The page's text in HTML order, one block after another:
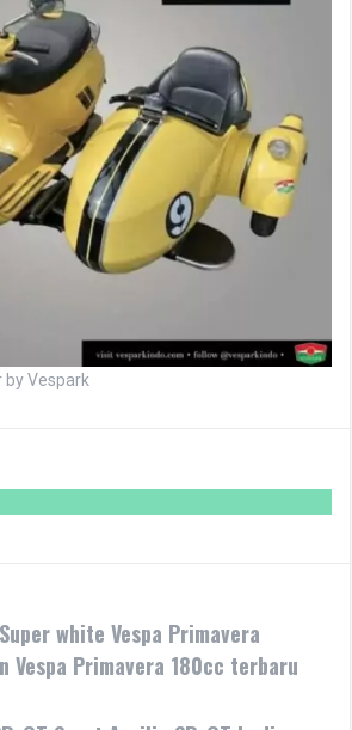
by Vespark
white Vespa Primavera
Vespa Primavera 180cc terbaru